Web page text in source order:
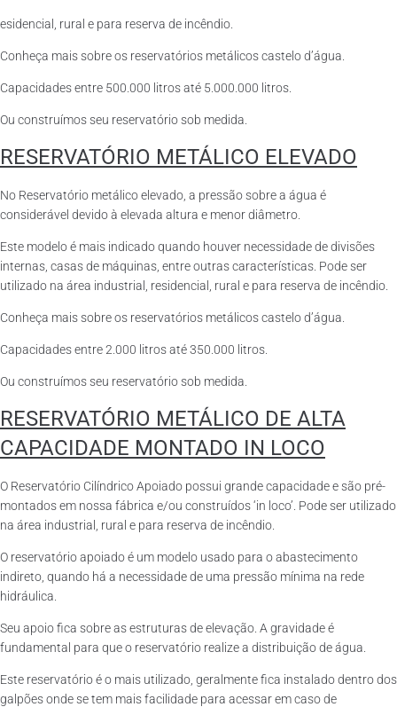
esidencial, rural e para reserva de incêndio.
Conheça mais sobre os reservatórios metálicos castelo d’água.
Capacidades entre 500.000 litros até 5.000.000 litros.
Ou construímos seu reservatório sob medida.
RESERVATÓRIO METÁLICO ELEVADO
No Reservatório metálico elevado, a pressão sobre a água é
considerável devido à elevada altura e menor diâmetro.
Este modelo é mais indicado quando houver necessidade de divisões
internas, casas de máquinas, entre outras características. Pode ser
utilizado na área industrial, residencial, rural e para reserva de incêndio.
Conheça mais sobre os reservatórios metálicos castelo d’água.
Capacidades entre 2.000 litros até 350.000 litros.
Ou construímos seu reservatório sob medida.
RESERVATÓRIO METÁLICO DE ALTA
CAPACIDADE MONTADO IN LOCO
O Reservatório Cilíndrico Apoiado possui grande capacidade e são pré-
montados em nossa fábrica e/ou construídos ‘in loco’. Pode ser utilizado
na área industrial, rural e para reserva de incêndio.
O reservatório apoiado é um modelo usado para o abastecimento
indireto, quando há a necessidade de uma pressão mínima na rede
hidráulica.
Seu apoio fica sobre as estruturas de elevação. A gravidade é
fundamental para que o reservatório realize a distribuição de água.
Este reservatório é o mais utilizado, geralmente fica instalado dentro dos
galpões onde se tem mais facilidade para acessar em caso de